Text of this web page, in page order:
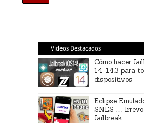
Videos Destacados
Cómo hacer
14-14.3 para
dispositivos
Eclipse
SNES …
Jailbreak